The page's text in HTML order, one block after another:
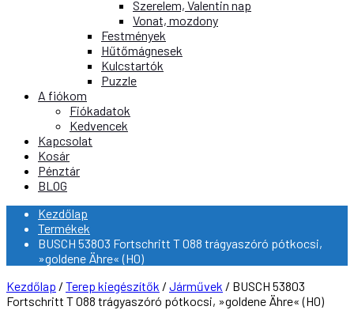
Szerelem, Valentin nap
Vonat, mozdony
Festmények
Hűtőmágnesek
Kulcstartók
Puzzle
A fiókom
Fiókadatok
Kedvencek
Kapcsolat
Kosár
Pénztár
BLOG
Kezdőlap
Termékek
BUSCH 53803 Fortschritt T 088 trágyaszóró pótkocsi,
»goldene Ähre« (H0)
Kezdőlap / Terep kiegészítők / Járművek / BUSCH 53803
Fortschritt T 088 trágyaszóró pótkocsi, »goldene Ähre« (H0)